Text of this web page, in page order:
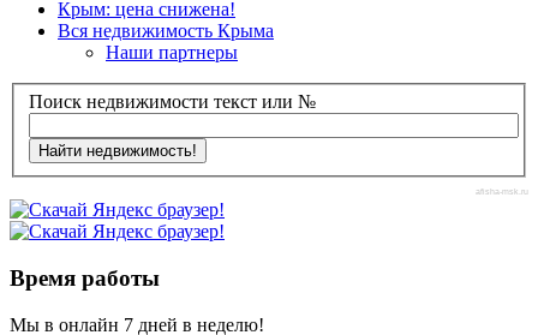
Крым: цена снижена!
Вся недвижимость Крыма
Наши партнеры
Поиск недвижимости текст или №
afisha-msk.ru
Время работы
Мы в онлайн 7 дней в неделю!